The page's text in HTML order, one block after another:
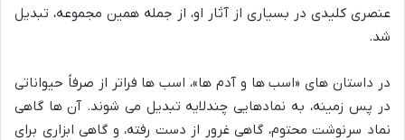
عنصری کلیدی در بسیاری از آثار او، از جمله همین مجموعه، تبدیل
شد.
در داستان های «اسب ها و آدم ها»، اسب ها فراتر از صرفاً حیواناتی
در پس زمینه، به نمادهایی چندلایه تبدیل می شوند. آن ها گاهی
نماد سرنوشت محتوم، گاهی غرور از دست رفته، و گاهی ابزاری برای